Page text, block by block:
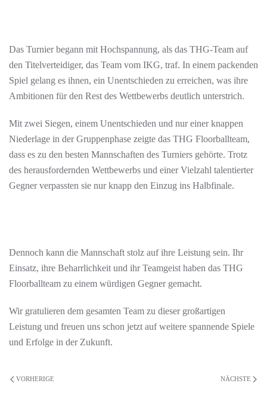
Das Turnier begann mit Hochspannung, als das THG-Team auf
den Titelverteidiger, das Team vom IKG, traf. In einem packenden
Spiel gelang es ihnen, ein Unentschieden zu erreichen, was ihre
Ambitionen für den Rest des Wettbewerbs deutlich unterstrich.
Mit zwei Siegen, einem Unentschieden und nur einer knappen
Niederlage in der Gruppenphase zeigte das THG Floorballteam,
dass es zu den besten Mannschaften des Turniers gehörte. Trotz
des herausfordernden Wettbewerbs und einer Vielzahl talentierter
Gegner verpassten sie nur knapp den Einzug ins Halbfinale.
Dennoch kann die Mannschaft stolz auf ihre Leistung sein. Ihr
Einsatz, ihre Beharrlichkeit und ihr Teamgeist haben das THG
Floorballteam zu einem würdigen Gegner gemacht.
Wir gratulieren dem gesamten Team zu dieser großartigen
Leistung und freuen uns schon jetzt auf weitere spannende Spiele
und Erfolge in der Zukunft.
VORHERIGE NÄCHSTE